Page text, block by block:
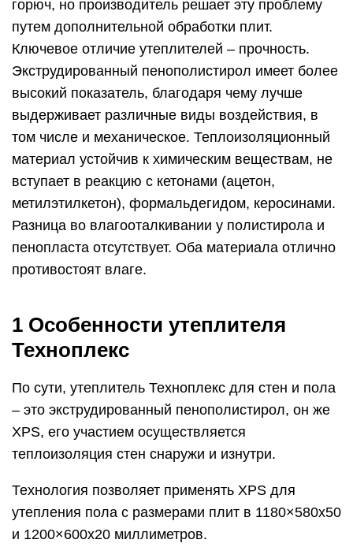
горюч, но производитель решает эту проблему
путем дополнительной обработки плит.
Ключевое отличие утеплителей – прочность.
Экструдированный пенополистирол имеет более
высокий показатель, благодаря чему лучше
выдерживает различные виды воздействия, в
том числе и механическое. Теплоизоляционный
материал устойчив к химическим веществам, не
вступает в реакцию с кетонами (ацетон,
метилэтилкетон), формальдегидом, керосинами.
Разница во влагооталкивании у полистирола и
пенопласта отсутствует. Оба материала отлично
противостоят влаге.
1 Особенности утеплителя
Техноплекс
По сути, утеплитель Техноплекс для стен и пола
– это экструдированный пенополистирол, он же
XPS, его участием осуществляется
теплоизоляция стен снаружи и изнутри.
Технология позволяет применять XPS для
утепления пола с размерами плит в 1180×580х50
и 1200×600х20 миллиметров.